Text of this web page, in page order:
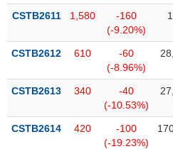
biệt
được
quỹ
mục
ETF
CSTB2611 1,580
-160
(-9.20%)
CSTB2612 610
-60
(-8.96%)
CSTB2613 340
-40
(-10.53%)
CSTB2614 420
-100
(-19.23%)
ĐẦU
TƯ
DỮ